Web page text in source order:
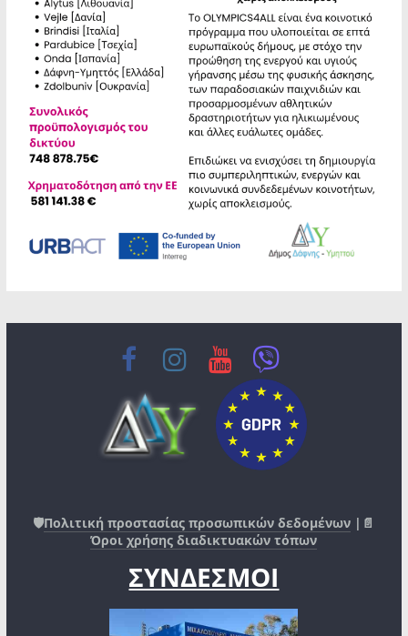
🛡️Πολιτική προστασίας προσωπικών δεδομένων |📄
Όροι χρήσης διαδικτυακών τόπων
ΣΥΝΔΕΣΜΟΙ